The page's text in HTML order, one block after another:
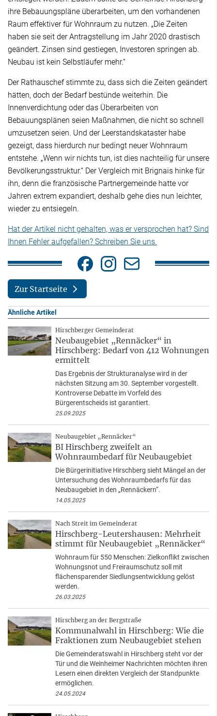
ihre Bebauungspläne überarbeiten, um den vorhandenen
Raum effektiver für Wohnraum zu nutzen. „Die Zeiten
haben sie seit der Antragstellung im Jahr 2020 drastisch
geändert. Zinsen sind gestiegen, Investoren springen ab.
Neubau ist kein Selbstläufer mehr.“
Der Rathauschef stimmte zu, dass sich die Zeiten geändert
hätten, doch der Bedarf bestünde weiterhin. Die
Innenverdichtung oder das Überarbeiten von
Bebauungsplänen seien Maßnahmen, die nicht so schnell
umzusetzen seien. Und der Leerstandskataster habe
gezeigt, dass hierdurch nur bedingt neuer Wohnraum
entstehe. „Wenn wir nichts tun, ist dies nachteilig für unsere
Bevölkerungsstruktur.“ Der Vergleich mit Brignais hinke für
ihn, denn die französische Partnergemeinde hatte vor
Jahren extrem expandiert, deshalb gehe dies nun leichter,
wieder zu entsiegeln.
Hat der Artikel nicht gehalten, was er versprochen hat? Sind
Ihnen Fehler aufgefallen? Schreiben Sie uns.
Zur Startseite
Ähnliche Artikel
Hirschberger Gemeinderat
Neubaugebiet „Rennäcker“ in
Hirschberg: Bedarf von 412 Wohnungen
ermittelt
Das Ergebnis der Strukturanalyse wird in der
nächsten Sitzung am 30. September vorgestellt.
Kontroverse Debatte im Vorfeld des
Bürgerentscheids ist garantiert.
25.09.2025
Neubaugebiet „Rennäcker“
BI Hirschberg zweifelt an
Wohnraumbedarf für Neubaugebiet
Die Bürgerinitiative Hirschberg sieht Mängel an der
Untersuchung des Wohnraumbedarfs für das
Neubaugebiet in den „Rennäckern“.
14.05.2025
Nach Streit im Gemeinderat
Hirschberg-Leutershausen: Mehrheit
stimmt für Neubaugebiet „Rennäcker“
Wohnraum für 550 Menschen: Zielkonflikt zwischen
Wohnungsnot und Freiraumschutz soll mit
flächensparender Siedlungsentwicklung gelöst
werden.
26.03.2025
Hirschberg an der Bergstraße
Kommunalwahl in Hirschberg: Wie die
Fraktionen zum Neubaugebiet stehen
Die Gemeinderatswahl in Hirschberg steht vor der
Tür und die Weinheimer Nachrichten möchten ihren
Lesern einen direkten Vergleich der Standpunkte
ermöglichen.
24.05.2024